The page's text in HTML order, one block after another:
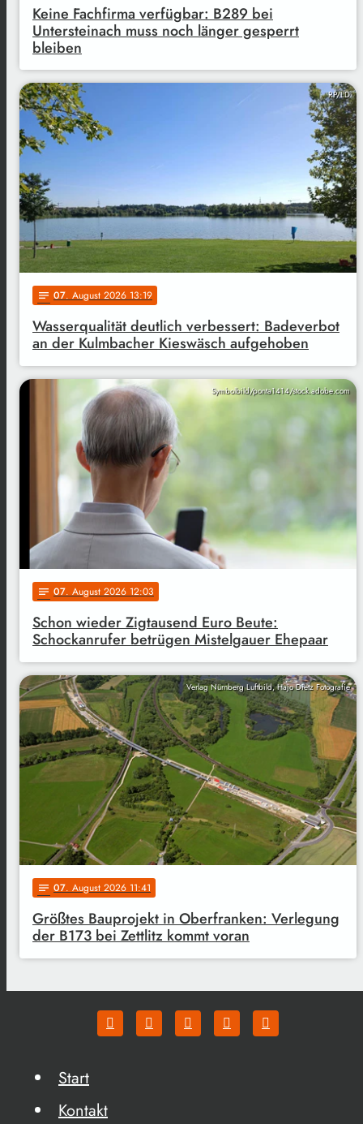
Keine Fachfirma verfügbar: B289 bei
Untersteinach muss noch länger gesperrt
bleiben
RP/LD
notes 07. August 2026 13:19
Wasserqualität deutlich verbessert: Badeverbot
an der Kulmbacher Kieswäsch aufgehoben
Symbolbild/ponta1414/stock.adobe.com
notes 07. August 2026 12:03
Schon wieder Zigtausend Euro Beute:
Schockanrufer betrügen Mistelgauer Ehepaar
Verlag Nürnberg Luftbild, Hajo Dietz Fotografie
notes 07. August 2026 11:41
Größtes Bauprojekt in Oberfranken: Verlegung
der B173 bei Zettlitz kommt voran
Start
Kontakt